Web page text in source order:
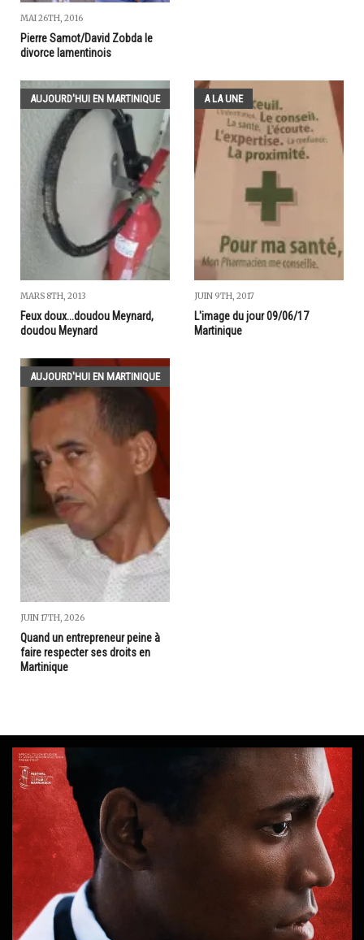
MAI 26TH, 2016
Pierre Samot/David Zobda le
divorce lamentinois
AUJOURD'HUI EN MARTINIQUE
MARS 8TH, 2013
Feux doux...doudou Meynard,
doudou Meynard
A LA UNE
JUIN 9TH, 2017
L'image du jour 09/06/17
Martinique
AUJOURD'HUI EN MARTINIQUE
JUIN 17TH, 2026
Quand un entrepreneur peine à
faire respecter ses droits en
Martinique